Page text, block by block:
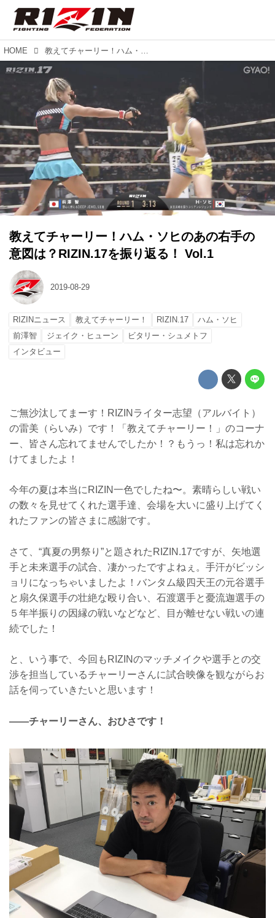
HOME 教えてチャーリー！ハム・ソヒのあの右手の意図は？RIZIN.17を振り返る！ Vol.1
教えてチャーリー！ハム・ソヒのあの右手の
意図は？RIZIN.17を振り返る！ Vol.1
2019-08-29
RIZINニュース 教えてチャーリー！ RIZIN.17
ハム・ソヒ
前澤智
ジェイク・ヒューン
ビタリー・シュメトフ
インタビュー
ご無沙汰してまーす！RIZINライター志望（アルバイト）
の雷美（らいみ）です！「教えてチャーリー！」のコーナ
ー、皆さん忘れてませんでしたか！？もうっ！私は忘れか
けてましたよ！
今年の夏は本当にRIZIN一色でしたね〜。素晴らしい戦い
の数々を見せてくれた選手達、会場を大いに盛り上げてく
れたファンの皆さまに感謝です。
さて、“真夏の男祭り”と題されたRIZIN.17ですが、矢地選
手と未来選手の試合、凄かったですよねぇ。手汗がビッシ
ョリになっちゃいましたよ！バンタム級四天王の元谷選手
と扇久保選手の壮絶な殴り合い、石渡選手と憂流迦選手の
５年半振りの因縁の戦いなどなど、目が離せない戦いの連
続でした！
と、いう事で、今回もRIZINのマッチメイクや選手との交
渉を担当しているチャーリーさんに試合映像を観ながらお
話を伺っていきたいと思います！
――チャーリーさん、おひさです！